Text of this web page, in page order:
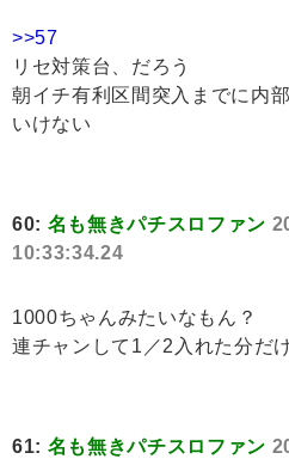
>>57
リセ対策台、だろう
朝イチ有利区間突入までに内
いけない
60: 名も無きパチスロファン
10:33:34.24
1000ちゃんみたいなもん？
連チャンして1／2入れた分だ
61: 名も無きパチスロファン